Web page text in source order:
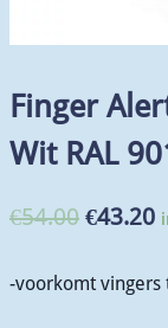
Finger
Wit RAL
€54.00 €43.20
-voorkomt vingers